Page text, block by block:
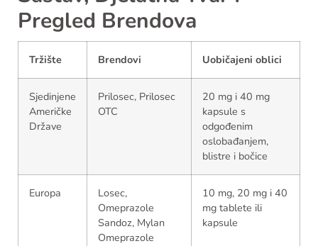
Pregled Brendova
Tržište Brendovi Uobičajeni oblici
Sjedinjene
Američke
Države
Prilosec, Prilosec
OTC
20 mg i 40 mg
kapsule s
odgođenim
oslobađanjem,
blistre i bočice
Europa
Losec,
Omeprazole
Sandoz, Mylan
Omeprazole
10 mg, 20 mg i 40
mg tablete ili
kapsule